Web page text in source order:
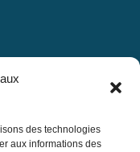
des technologies
aux informations des